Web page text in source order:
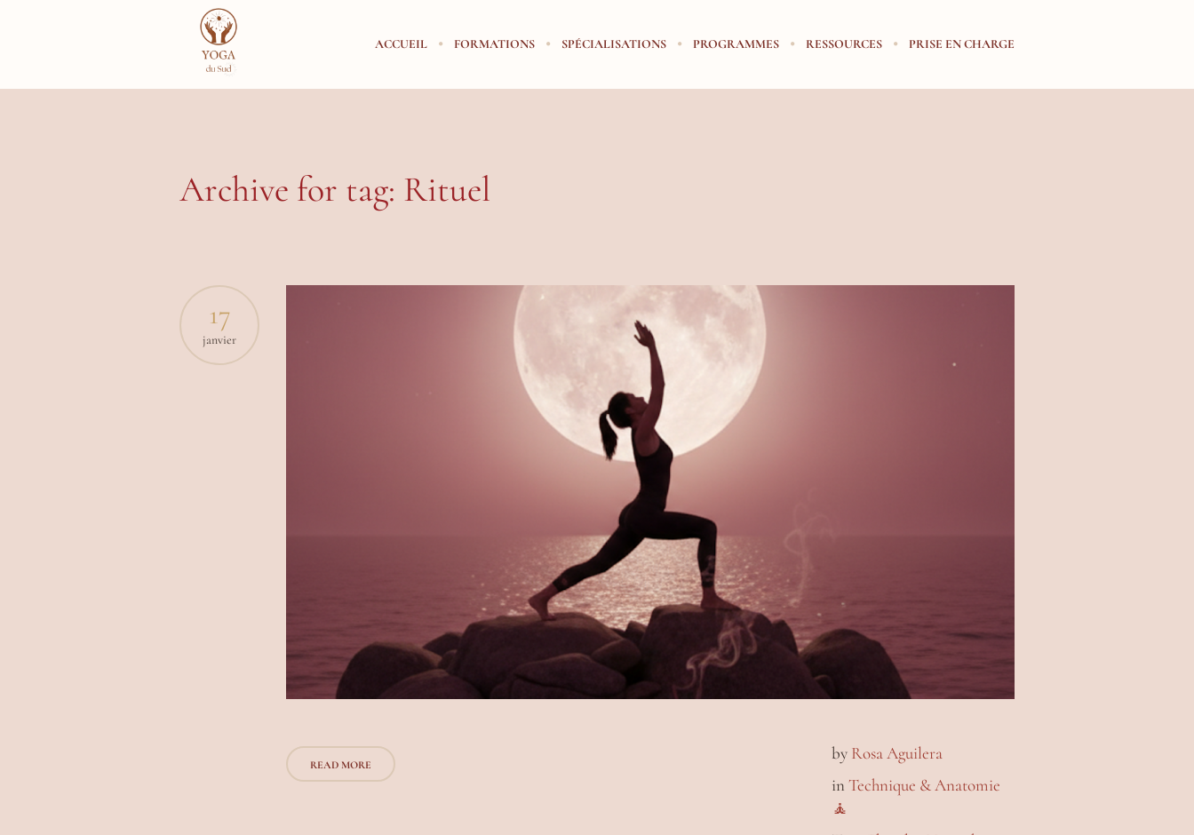
ACCUEIL FORMATIONS SPÉCIALISATIONS PROGRAMMES RESSOURCES PRISE EN CHARGE
Archive for tag: Rituel
17
janvier
READ MORE
by Rosa Aguilera
in Technique & Anatomie
🧘